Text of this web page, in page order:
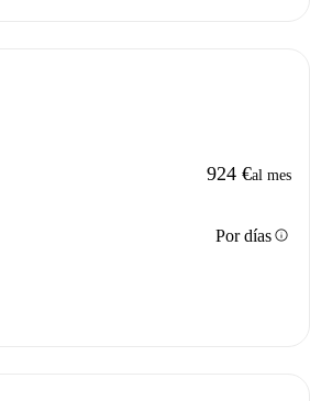
924 €al mes
Por díasinfo